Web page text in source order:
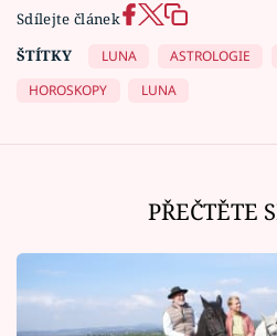
Sdílejte článek
ŠTÍTKY
LUNA ASTROLOGIE
HOROSKOPY
LUNA
PŘEČTĚTE